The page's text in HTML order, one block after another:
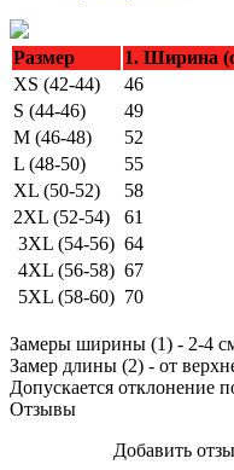
Размер 1. Ширина
XS (42-44)
46
S (44-46)
49
M (46-48)
52
L (48-50)
55
XL (50-52)
58
2XL (52-54)
61
3XL (54-56) 64
4XL (56-58) 67
5XL (58-60) 70
Замеры ширины (1) - 2-4
Замер длины (2) - от
Допускается отклонение
Отзывы
Добавить